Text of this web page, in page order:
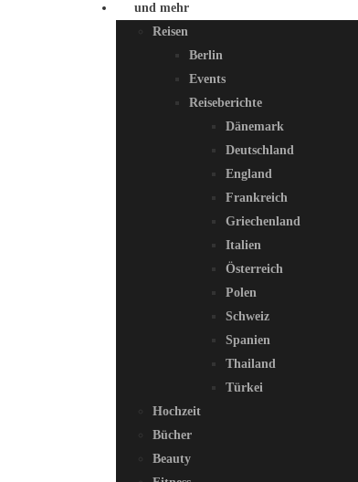
und mehr
Reisen
Berlin
Events
Reiseberichte
Dänemark
Deutschland
England
Frankreich
Griechenland
Italien
Österreich
Polen
Schweiz
Spanien
Thailand
Türkei
Hochzeit
Bücher
Beauty